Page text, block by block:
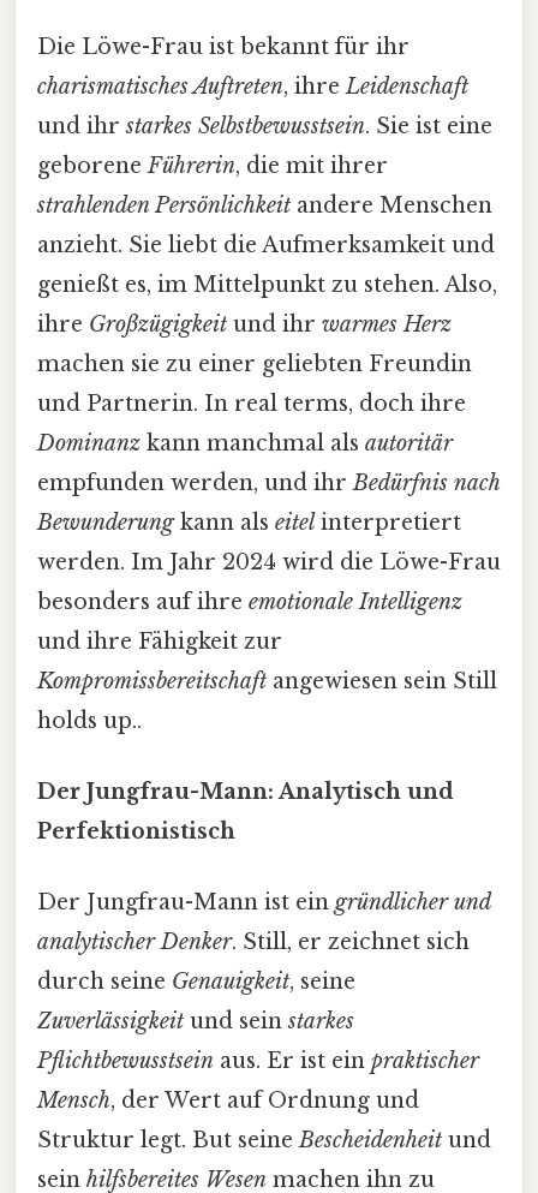
Die Löwe-Frau ist bekannt für ihr
charismatisches Auftreten, ihreLeidenschaft
und ihrstarkes Selbstbewusstsein. Sie ist eine
geboreneFührerin, die mit ihrer
strahlenden Persönlichkeit andere Menschen
anzieht. Sie liebt die Aufmerksamkeit und
genießt es, im Mittelpunkt zu stehen. Also,
ihre Großzügigkeit und ihr warmes Herz
machen sie zu einer geliebten Freundin
und Partnerin. In real terms, doch ihre
Dominanz kann manchmal als autoritär
empfunden werden, und ihrBedürfnis nach
Bewunderungkann als eitel interpretiert
werden. Im Jahr 2024 wird die Löwe-Frau
besonders auf ihre emotionale Intelligenz
und ihre Fähigkeit zur
Kompromissbereitschaft angewiesen sein Still
holds up..
Der Jungfrau-Mann: Analytisch und
Perfektionistisch
Der Jungfrau-Mann ist ein gründlicher und
analytischer Denker. Still, er zeichnet sich
durch seine Genauigkeit, seine
Zuverlässigkeit und seinstarkes
Pflichtbewusstsein aus. Er ist ein praktischer
Mensch, der Wert auf Ordnung und
Struktur legt. But seineBescheidenheit und
sein hilfsbereites Wesen machen ihn zu